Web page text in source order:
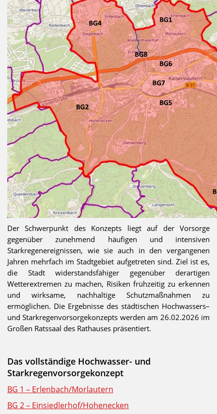
Der Schwerpunkt des Konzepts liegt auf der Vorsorge
gegenüber zunehmend häufigen und intensiven
Starkregenereignissen, wie sie auch in den vergangenen
Jahren mehrfach im Stadtgebiet aufgetreten sind. Ziel ist es,
die Stadt widerstandsfähiger gegenüber derartigen
Wetterextremen zu machen, Risiken frühzeitig zu erkennen
und wirksame, nachhaltige Schutzmaßnahmen zu
ermöglichen. Die Ergebnisse des städtischen Hochwassers–
und Starkregenvorsorgekonzepts werden am 26.02.2026 im
Großen Ratssaal des Rathauses präsentiert.
Das vollständige Hochwasser- und
Starkregenvorsorgekonzept
BG 1 – Erlenbach/Morlautern
BG 2 – Einsiedlerhof/Hohenecken